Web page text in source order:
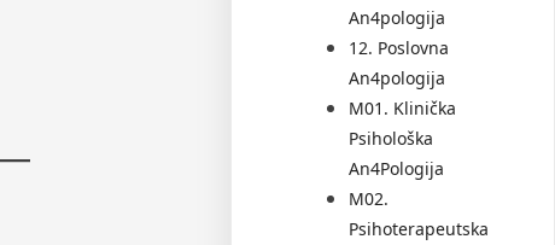
An4pologija
12. Poslovna
An4pologija
M01. Klinička
Psihološka
An4Pologija
M02.
Psihoterapeutska